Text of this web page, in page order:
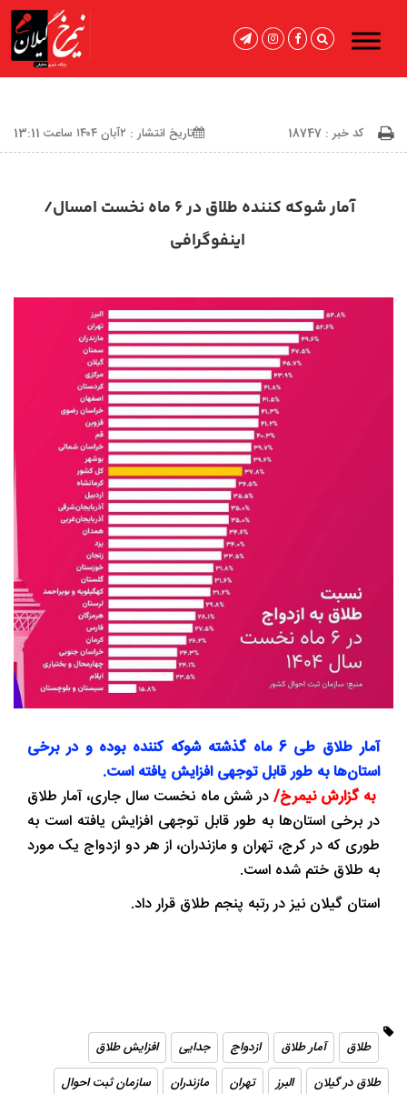
کد خبر : 18747 تاریخ انتشار : ۲آبان ۱۴۰۴ ساعت 13:11
آمار شوکه کننده طلاق در ۶ ماه نخست امسال/
اینفوگرافی
آمار طلاق طی 6 ماه گذشته شوکه کننده بوده و در برخی
استان‌ها به ‌طور قابل توجهی افزایش یافته است.
به گزارش نیمرخ/در شش ماه نخست سال جاری، آمار طلاق
در برخی استان‌ها به ‌طور قابل توجهی افزایش یافته است به
طوری که در کرج، تهران و مازندران، از هر دو ازدواج یک مورد
به طلاق ختم شده است.
استان گیلان نیز در رتبه پنجم طلاق قرار داد.
طلاق آمار طلاق ازدواج جدایی
افزایش طلاق
طلاق در گیلان
البرز تهران مازندران
سازمان ثبت احوال